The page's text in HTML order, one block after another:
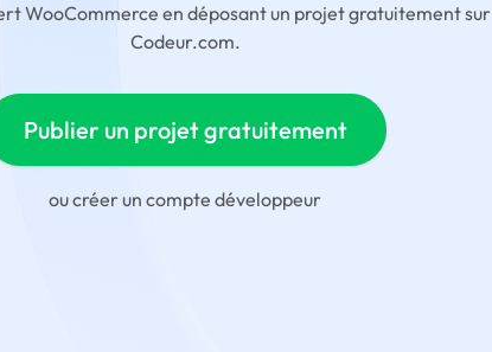
WooCommerce en déposant un projet gratuitement sur
Codeur.com.
Publier un projet gratuitement
oucréer un compte développeur